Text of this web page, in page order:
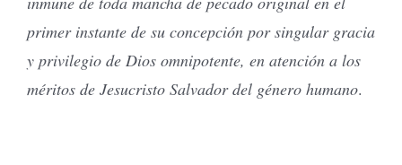
primer instante de su concepción por singular gracia
y privilegio de Dios omnipotente, en atención a los
méritos de Jesucristo Salvador del género humano.